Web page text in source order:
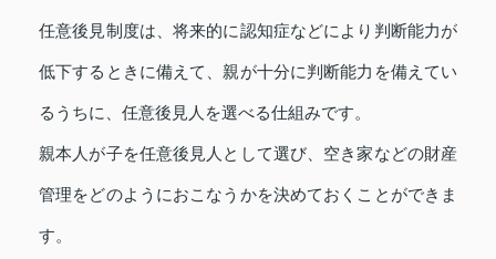
任意後見制度は、将来的に認知症などにより判断能力が
低下するときに備えて、親が十分に判断能力を備えてい
るうちに、任意後見人を選べる仕組みです。
親本人が子を任意後見人として選び、空き家などの財産
管理をどのようにおこなうかを決めておくことができま
す。